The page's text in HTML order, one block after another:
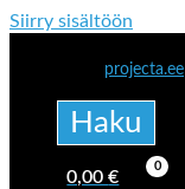
Siirry sisältöön
projecta.ee
Haku
0,00€